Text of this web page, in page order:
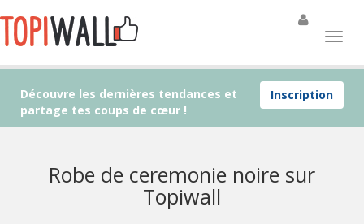
Inscription
Découvre les dernières tendances et
partage tes coups de cœur !
Robe de ceremonie noire sur
Topiwall